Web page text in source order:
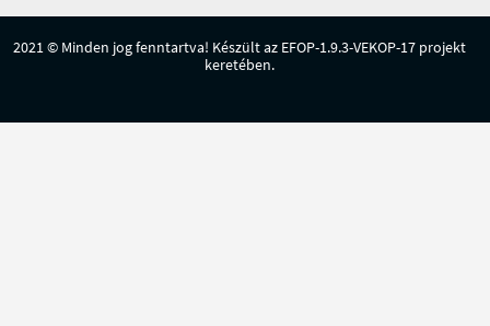
2021 © Minden jog fenntartva! Készült az EFOP-1.9.3-VEKOP-17 projekt
keretében.